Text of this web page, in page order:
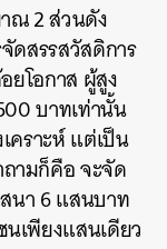
ณ 2 ส่วนดัง
ดสรรสวัสดิการ
ยโอกาส ผู้สูง
บาทเท่านั้น
คราะห์ แต่เป็น
ามก็คือ จะจัด
นา 6 แสนบาท
เพียงแสนเดียว